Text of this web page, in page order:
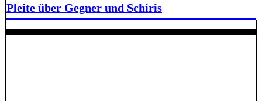
Pleite über Gegner und Schiris